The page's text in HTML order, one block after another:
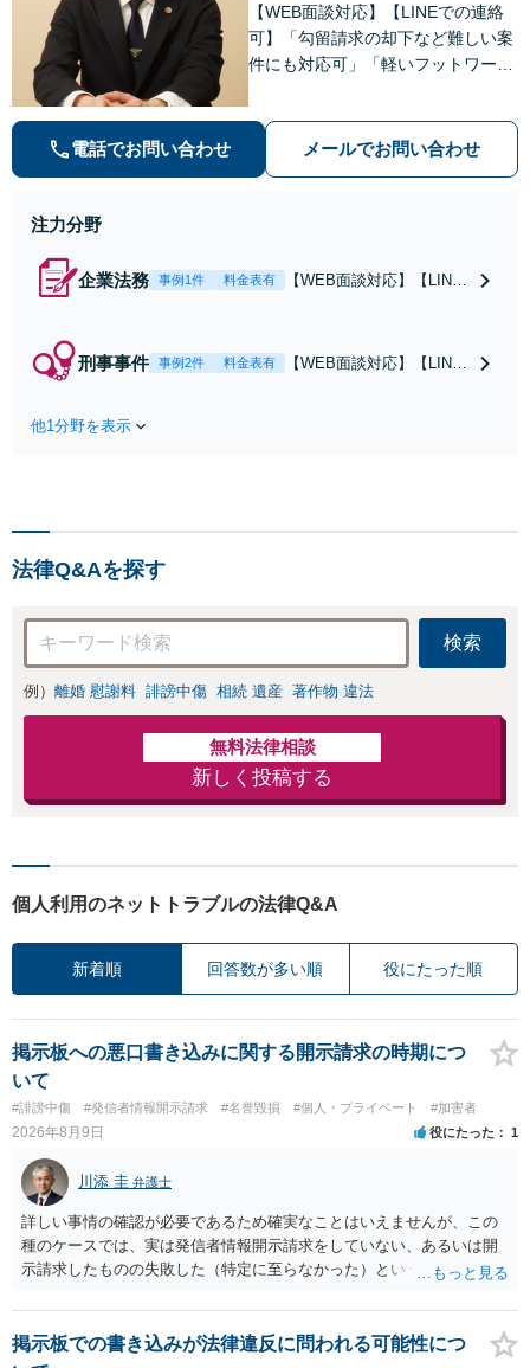
【WEB面談対応】【LINEでの連絡
可】「勾留請求の却下など難しい案
件にも対応可」「軽いフットワーク
どの手続に精通」軽いフットワーク
で急なご依頼にも柔軟に対応【休
電話でお問い合わせ メールでお問い合わせ
注力分野
企業法務 事例1件 料金表有
【WEB面談対応】【LINE
軽いフットワークで急なご
刑事事件 事例2件 料金表有
【WEB面談対応】【LINE
考えて真摯に向き合いま
他1分野を表示
法律Q&Aを探す
検索
例） 離婚 慰謝料 誹謗中傷 相続 遺産 著作物 違法
無料法律相談
新しく投稿する
個人利用のネットトラブルの法律Q&A
新着順 回答数が多い順 役にたった順
掲示板への悪口書き込みに関する開示請求の時期につ
いて
#誹謗中傷 #発信者情報開示請求 #名誉毀損 #個人・プライベート #加害者
2026年8月9日 役にたった 1
川添 圭 弁護士
詳しい事情の確認が必要であるため確実なことはいえませんが、この
種のケースでは、実は発信者情報開示請求をしていない、あるいは開
示請求したものの失敗した（特定に至らなかった）という事案が比較
な投稿をする場合にはなおさら）。
掲示板での書き込みが法律違反に問われる可能性につ